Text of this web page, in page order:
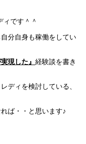
です＾＾
分自身も稼働をしてい
現した』 経験談を書き
ディを検討している、
ば・・と思います♪